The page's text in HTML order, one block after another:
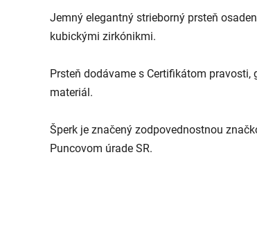
Jemný elegantný strieborný prsteň
kubickými zirkónikmi.
Prsteň dodávame s Certifikátom
materiál.
Šperk je značený zodpovednostnou
Puncovom úrade SR.